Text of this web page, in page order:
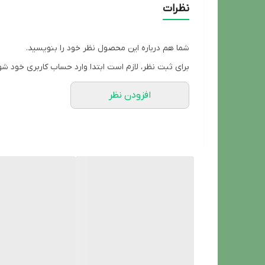
نظرات
شما هم درباره این محصول نظر خود را بنویسید.
برای ثبت نظر، لازم است ابتدا وارد حساب کاربری خود
افزودن نظر